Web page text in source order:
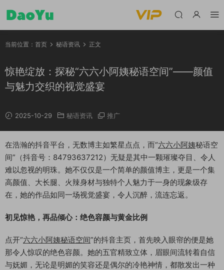
当前位置： 首页 秘语资讯 正文
惊艳绽放：探秘“六六小阿姨秘语空间”——颜值
与魅力交织的视觉盛宴
2025-10-29 秘语资讯 推广
在浩瀚的抖音平台，无数博主如繁星点点，而“六六小阿姨秘语空
间”（抖音号：84793637212）无疑是其中一颗璀璨夺目、令人
难以忽视的明珠。她不仅仅是一个简单的颜值博主，更是一个集
高颜值、大长腿、火辣身材与独特个人魅力于一身的现象级存
在，她的作品如同一场视觉盛宴，令人沉醉，流连忘返。
初见惊艳，再品倾心：绝色容颜与黄金比例
点开“六六小阿姨秘语空间”的抖音主页，首先映入眼帘的便是她
那令人惊叹的绝色容颜。她的五官精致立体，眉眼间流转着自信
与妩媚，无论是明媚的笑容还是偶尔的冷艳神情，都散发出一种